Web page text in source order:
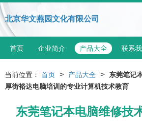
北京华文燕园文化有限公司
首页 企业简介 产品大全 联系
当前位置： 首页 > 产品大全 >
东莞笔记
厚街裕达电脑培训的专业计算机技术教育
东莞笔记本电脑维修